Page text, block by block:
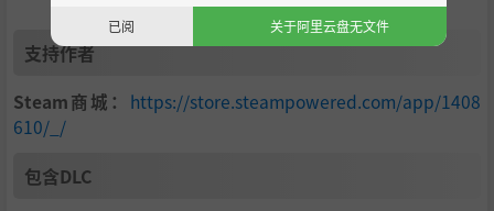
支持作者
Steam商城： https://store.steampowered.com/app/1408
610/_/
包含DLC
已阅
关于阿里云盘无文件